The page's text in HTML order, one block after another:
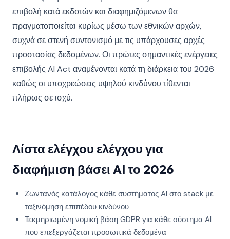
επιβολή κατά εκδοτών και διαφημιζόμενων θα
πραγματοποιείται κυρίως μέσω των εθνικών αρχών,
συχνά σε στενή συντονισμό με τις υπάρχουσες αρχές
προστασίας δεδομένων. Οι πρώτες σημαντικές ενέργειες
επιβολής AI Act αναμένονται κατά τη διάρκεια του 2026
καθώς οι υποχρεώσεις υψηλού κινδύνου τίθενται
πλήρως σε ισχύ.
Λίστα ελέγχου ελέγχου για
διαφήμιση βάσει AI το 2026
Ζωντανός κατάλογος κάθε συστήματος AI στο stack με
ταξινόμηση επιπέδου κινδύνου
Τεκμηριωμένη νομική βάση GDPR για κάθε σύστημα AI
που επεξεργάζεται προσωπικά δεδομένα